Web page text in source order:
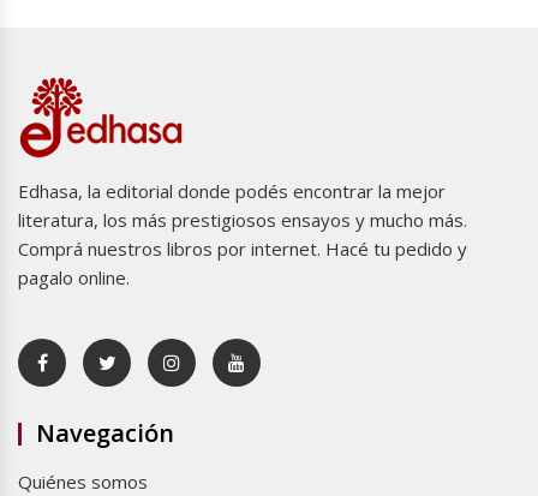
Edhasa, la editorial donde podés encontrar la mejor
literatura, los más prestigiosos ensayos y mucho más.
Comprá nuestros libros por internet. Hacé tu pedido y
pagalo online.
Navegación
Quiénes somos